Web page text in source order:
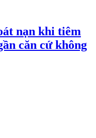
nạn khi tiêm
căn cứ không